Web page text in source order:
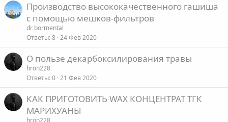
Производство высококачественного гашиша
с помощью мешков-фильтров
dr bormental
Ответы 8 24 Фев 2020
О пользе декарбоксилирования травы
hron228
Ответы 0 21 Фев 2020
КАК ПРИГОТОВИТЬ WAX КОНЦЕНТРАТ ТГК
МАРИХУАНЫ